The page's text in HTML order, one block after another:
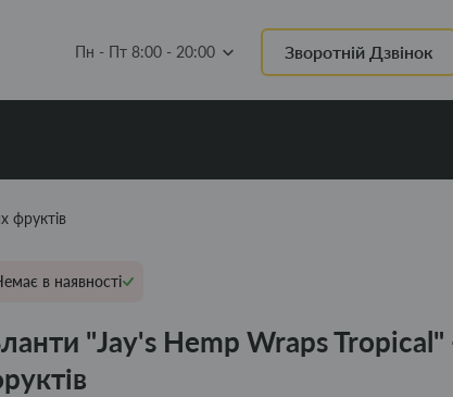
Пн - Пт 8:00 - 20:00 Зворотній Дзвінок
фруктів
в наявності
"Jay's Hemp Wraps